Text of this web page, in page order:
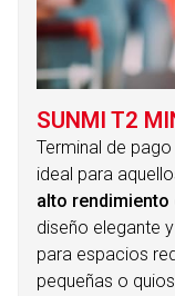
SUNMI T2
Terminal de
ideal para
alto
diseño elegante
para espacios
pequeñas o